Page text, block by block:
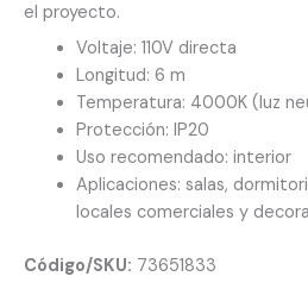
el proyecto.
Voltaje: 110V directa
Longitud: 6 m
Temperatura: 4000K (luz
Protección: IP20
Uso recomendado: interior
Aplicaciones: salas,
locales comerciales y
Código/SKU: 73651833